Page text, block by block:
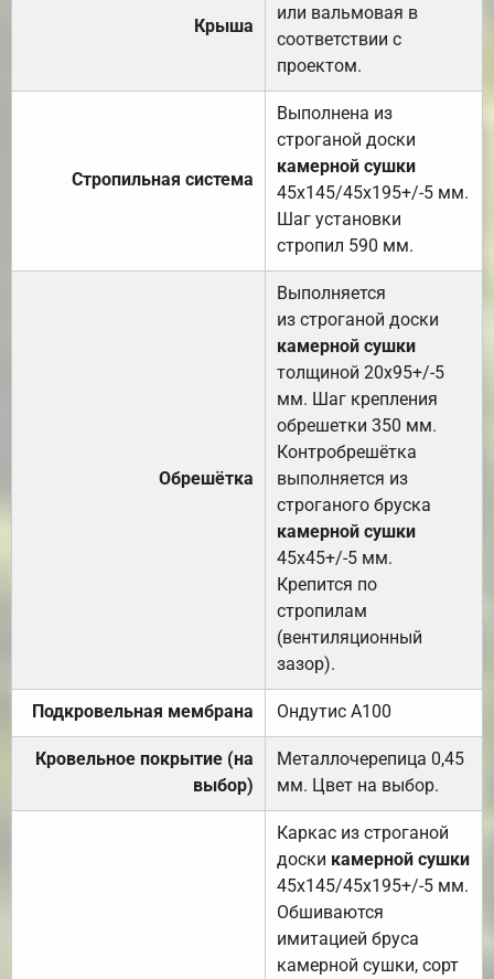
Крыша
или вальмовая в
соответствии с
проектом.
Стропильная система
Выполнена из
строганой доски
камерной сушки
45х145/45х195+/-5 мм.
Шаг установки
стропил 590 мм.
Обрешётка
Выполняется
из строганой доски
камерной сушки
толщиной 20х95+/-5
мм. Шаг крепления
обрешетки 350 мм.
Контробрешётка
выполняется из
строганого бруска
камерной сушки
45х45+/-5 мм.
Крепится по
стропилам
(вентиляционный
зазор).
Подкровельная мембрана Ондутис А100
Кровельное покрытие (на
выбор)
Металлочерепица 0,45
мм. Цвет на выбор.
Каркас из строганой
доски камерной сушки
45х145/45х195+/-5 мм.
Обшиваются
имитацией бруса
камерной сушки, сорт